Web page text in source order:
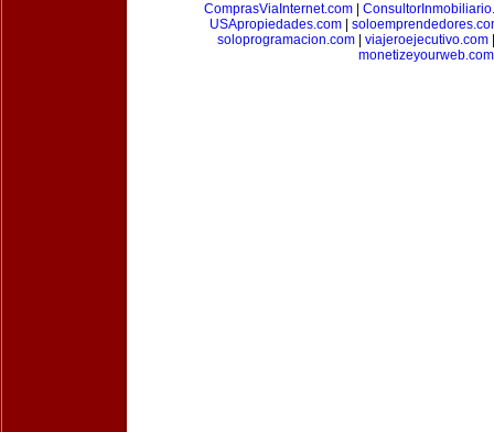
ComprasViaInternet.com
USApropiedades.com
soloprogramacion.com
viajeroejecutivo.com
monetizeyourweb.com